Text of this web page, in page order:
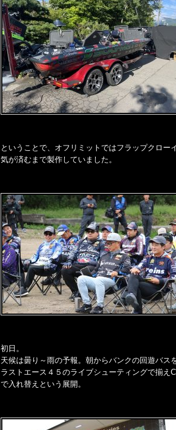
ということで、オフリミットではフラップクロー
気が済むまで製作していました。
初日。
天候は曇り～雨の予報。朝からバンクの回遊バス
ラストエース４５のライブシューティングで揃え
で入れ替えという展開。